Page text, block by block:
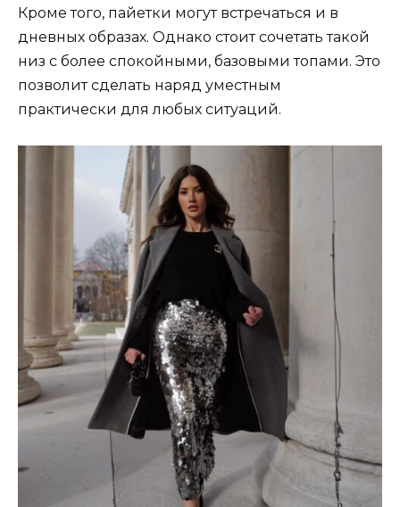
Кроме того, пайетки могут встречаться и в
дневных образах. Однако стоит сочетать такой
низ с более спокойными, базовыми топами. Это
позволит сделать наряд уместным
практически для любых ситуаций.